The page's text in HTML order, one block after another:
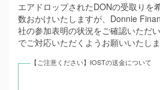
エアドロップされたDONの受取りを
数おかけいたしますが、Donnie
社の参加表明の状況をご確認いただ
でご対応いただくようお願いいたしま
【ご注意ください】IOSTの送金について